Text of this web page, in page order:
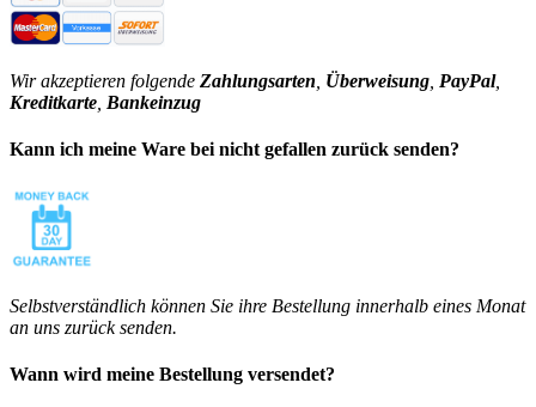
Wir akzeptieren folgende Zahlungsarten Überweisung PayPal,
Kreditkarte Bankeinzug
Kann ich meine Ware bei nicht gefallen zurück senden?
Selbstverständlich können Sie ihre Bestellung innerhalb eines Monat
an uns zurück senden.
Wann wird meine Bestellung versendet?